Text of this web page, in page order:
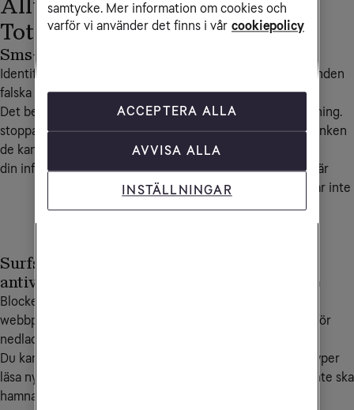
Allt det här ingår i Tele2 Säker
Total
Sms-skydd
Identifierar och blockerar
falska och bedrägliga SMS.
Det betyder att falska SMS
stoppas automatiskt, innan
de kan lura dig eller stjäla
din information.
Skyddar dina bankärenden
och betalningar mot
manipulation och kapning.
När du loggar in på banken
eller betalar online
kontrolleras att sidan är
äkta, så att dina pengar inte
hamnar fel.
Surfskydd &
antivirus
Blockerar farliga
webbplatser och
nedladdningar automatiskt.
Du kan surfa, handla och
läsa nyheter utan att råka
hamna på farliga sidor.
Möjlighet att blockera
webbplatskategorier för
Du bestämmer vilka typer
av innehåll ditt barn inte ska
samtycke. Mer information om cookies och
varför vi använder det finns i vår cookiepolicy
ACCEPTERA ALLA
AVVISA ALLA
INSTÄLLNINGAR